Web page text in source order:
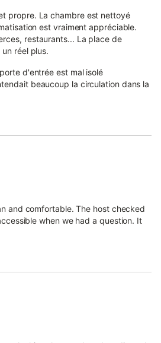
propre. La chambre est nettoyé
est vraiment appréciable.
restaurants... La place de
réel plus.
d'entrée est mal isolé
beaucoup la circulation dans la
and comfortable. The host checked
when we had a question. It